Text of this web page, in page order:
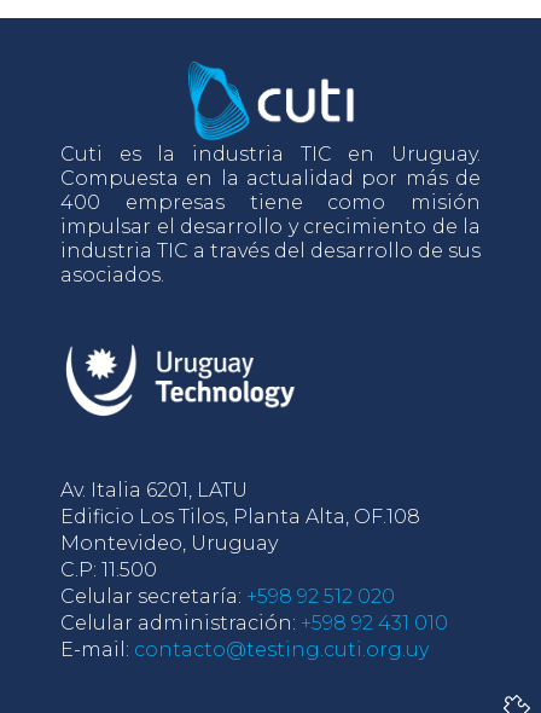
Cuti es la industria TIC en Uruguay.
Compuesta en la actualidad por más de
400 empresas tiene como misión
impulsar el desarrollo y crecimiento de la
industria TIC a través del desarrollo de sus
asociados.
Av. Italia 6201, LATU
Edificio Los Tilos, Planta Alta, OF.108
Montevideo, Uruguay
C.P: 11.500
Celular secretaría: +598 92 512 020
Celular administración: +598 92 431 010
E-mail: contacto@testing.cuti.org.uy